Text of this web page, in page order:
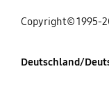
Copyright© 1995-
Deutschland/